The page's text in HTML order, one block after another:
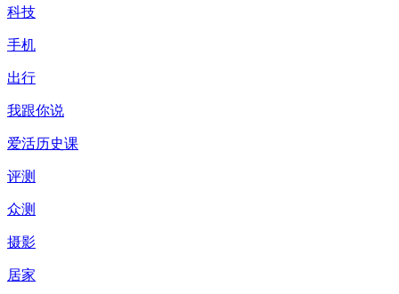
科技
手机
出行
我跟你说
爱活历史课
评测
众测
摄影
居家